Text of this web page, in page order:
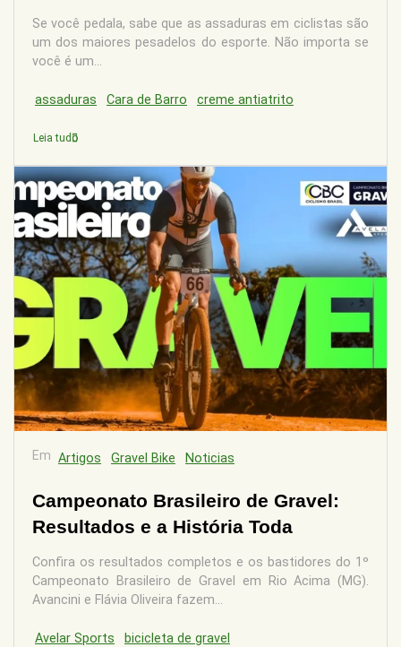
Se você pedala, sabe que as assaduras em ciclistas são
um dos maiores pesadelos do esporte. Não importa se
você é um...
assaduras Cara de Barro creme antiatrito
Leia tudo
Em Artigos Gravel Bike Noticias
Campeonato Brasileiro de Gravel:
Resultados e a História Toda
Confira os resultados completos e os bastidores do 1º
Campeonato Brasileiro de Gravel em Rio Acima (MG).
Avancini e Flávia Oliveira fazem...
Avelar Sports
bicicleta de gravel